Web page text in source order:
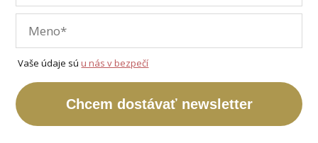
Vaše údaje súu nás v bezpečí
Chcem dostávať newsletter